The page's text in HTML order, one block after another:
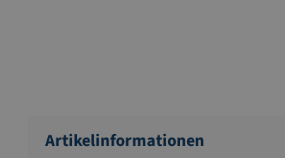
Artikelinformationen